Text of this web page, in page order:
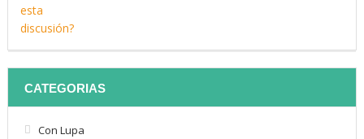
CATEGORIAS
Con Lupa